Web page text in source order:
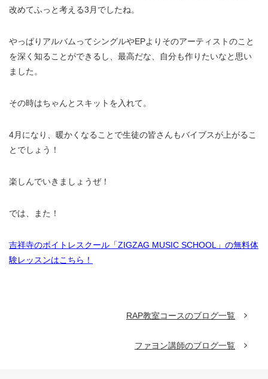
改めてふっと考える3月でしたね。
やっぱりアルバムってシングルやEPよりそのアーティストのこと
を深く知ることができるし、最高だな、自分も作りたいなと思い
ました。
その時はちゃんとスキットを入れて。
4月になり、暖かくなることで生徒の皆さんもバイブスが上がるこ
とでしょう！
楽しんでいきましょうぜ！
では、また！
吉祥寺のボイトレスクール「ZIGZAG MUSIC SCHOOL」の無料体
験レッスンはこちら！
RAP教室コースのブログ一覧
ファヨン講師のブログ一覧